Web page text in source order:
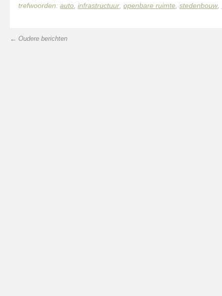
trefwoorden: auto infrastructuur openbare ruimte stedenbouw,
← Oudere berichten